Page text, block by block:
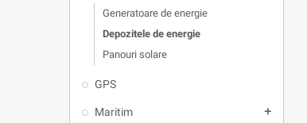
Generatoare de energie
Depozitele de energie
Panouri solare
GPS
Maritim add